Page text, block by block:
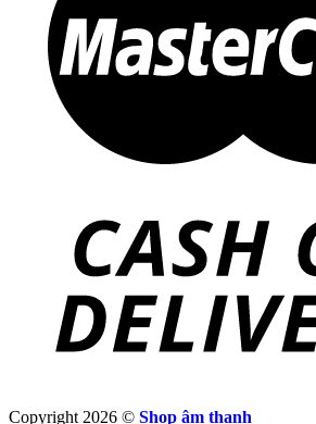
Copyright 2026 © Shop âm thanh